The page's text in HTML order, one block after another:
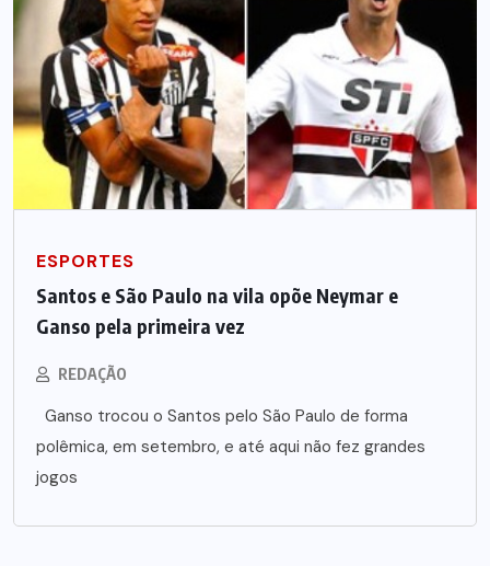
ESPORTES
Santos e São Paulo na vila opõe Neymar e
Ganso pela primeira vez
REDAÇÃO
Ganso trocou o Santos pelo São Paulo de forma
polêmica, em setembro, e até aqui não fez grandes
jogos